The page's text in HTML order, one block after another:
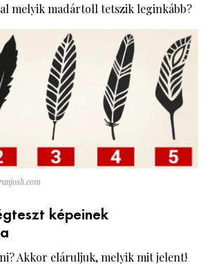
melyik madártoll tetszik leginkább?
képeinek
Akkor eláruljuk, melyik mit jelent!